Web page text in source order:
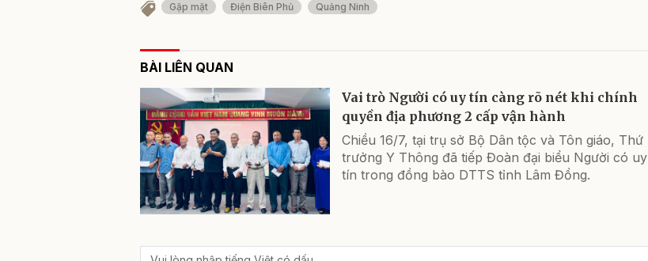
Gặp mặt Điện Biên Phủ Quảng Ninh
BÀI LIÊN QUAN
Vai trò Người có uy tín càng rõ nét khi chính
quyền địa phương 2 cấp vận hành
Chiều 16/7, tại trụ sở Bộ Dân tộc và Tôn giáo, Thứ
trưởng Y Thông đã tiếp Đoàn đại biểu Người có uy
tín trong đồng bào DTTS tỉnh Lâm Đồng.